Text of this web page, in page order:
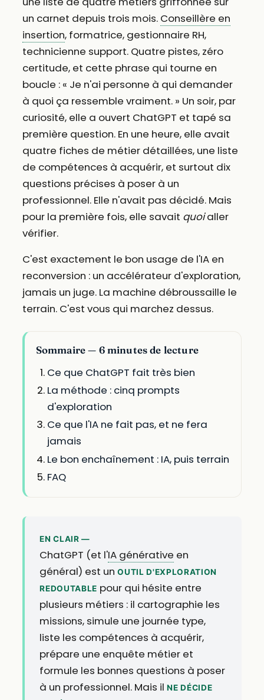
un carnet depuis trois mois. Conseillère en
insertion, formatrice, gestionnaire RH,
technicienne support. Quatre pistes, zéro
certitude, et cette phrase qui tourne en
boucle : « Je n'ai personne à qui demander
à quoi ça ressemble vraiment. » Un soir, par
curiosité, elle a ouvert ChatGPT et tapé sa
première question. En une heure, elle avait
quatre fiches de métier détaillées, une liste
de compétences à acquérir, et surtout dix
questions précises à poser à un
professionnel. Elle n'avait pas décidé. Mais
pour la première fois, elle savait quoialler
vérifier.
C'est exactement le bon usage de l'IA en
reconversion : un accélérateur d'exploration,
jamais un juge. La machine débroussaille le
terrain. C'est vous qui marchez dessus.
Sommaire — 6 minutes de lecture
Ce que ChatGPT fait très bien
La méthode : cinq prompts
d'exploration
Ce que l'IA ne fait pas, et ne fera
jamais
Le bon enchaînement : IA, puis terrain
FAQ
EN CLAIR —
ChatGPT (et l'IA générative en
général) est unOUTIL D'EXPLORATION
REDOUTABLE pour qui hésite entre
plusieurs métiers : il cartographie les
missions, simule une journée type,
liste les compétences à acquérir,
prépare une enquête métier et
formule les bonnes questions à poser
à un professionnel. Mais ilNE DÉCIDE